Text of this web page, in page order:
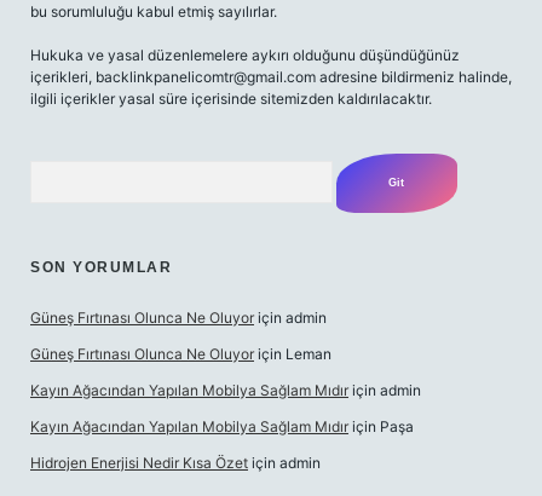
bu sorumluluğu kabul etmiş sayılırlar.
Hukuka ve yasal düzenlemelere aykırı olduğunu düşündüğünüz
içerikleri, backlinkpanelicomtr@gmail.com adresine bildirmeniz halinde,
ilgili içerikler yasal süre içerisinde sitemizden kaldırılacaktır.
SON YORUMLAR
Güneş Fırtınası Olunca Ne Oluyor için admin
Güneş Fırtınası Olunca Ne Oluyor için Leman
Kayın Ağacından Yapılan Mobilya Sağlam Mıdır için admin
Kayın Ağacından Yapılan Mobilya Sağlam Mıdır için Paşa
Hidrojen Enerjisi Nedir Kısa Özet için admin